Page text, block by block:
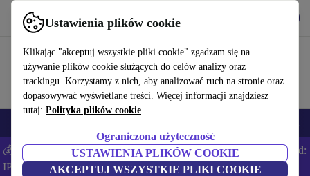
Ustawienia plików cookie
Klikając "akceptuj wszystkie pliki cookie" zgadzam się na
używanie plików cookie służących do celów analizy oraz
trackingu. Korzystamy z nich, aby analizować ruch na stronie oraz
dopasowywać wyświetlane treści. Więcej informacji znajdziesz
tutaj: Polityka plików cookie
Ograniczona użyteczność
USTAWIENIA PLIKÓW COOKIE
AKCEPTUJ WSZYSTKIE PLIKI COOKIE
Korzystaj z refurbed szybko i łatwo
💰Zaoszczędź DODATKOWE 5% na wszystkich iPhone’ach – Kod:
IPHONEDEAL –Regulamin